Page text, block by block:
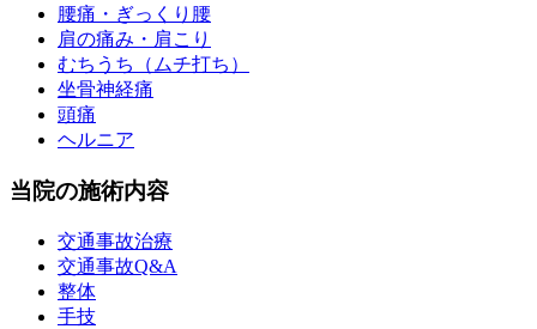
腰痛・ぎっくり腰
肩の痛み・肩こり
むちうち（ムチ打ち）
坐骨神経痛
頭痛
ヘルニア
当院の施術内容
交通事故治療
交通事故Q&A
整体
手技